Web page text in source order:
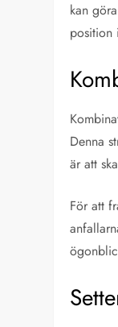
kan
position
Denna
är att
För att